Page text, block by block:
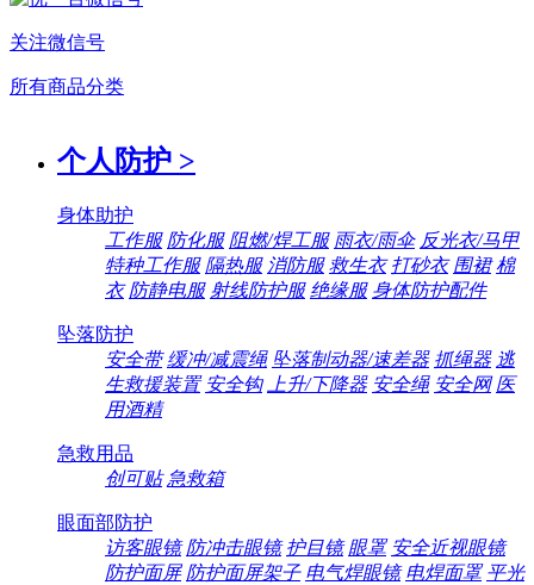
关注微信号
所有商品分类
个人防护 >
身体助护
工作服 防化服 阻燃/焊工服 雨衣/雨伞 反光衣/马甲
特种工作服 隔热服 消防服 救生衣 打砂衣 围裙 棉
衣 防静电服 射线防护服 绝缘服 身体防护配件
坠落防护
安全带 缓冲/减震绳 坠落制动器/速差器 抓绳器 逃
生救援装置 安全钩 上升/下降器 安全绳 安全网 医
用酒精
急救用品
创可贴 急救箱
眼面部防护
访客眼镜 防冲击眼镜 护目镜 眼罩 安全近视眼镜
防护面屏 防护面屏架子 电气焊眼镜 电焊面罩 平光